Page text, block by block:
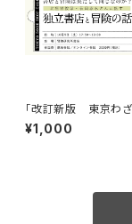
「改訂新版 東京わ
たい街の本屋さん」出
ークイベント録画視聴
¥1,000